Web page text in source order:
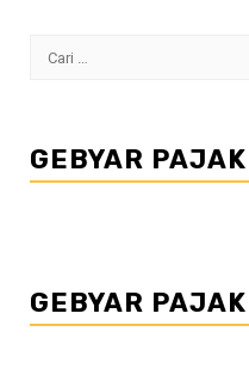
Cari
GEBYAR
GEBYAR